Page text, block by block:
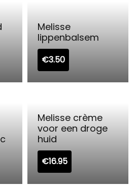
Melisse
lippenbalsem
€3.50
Melisse crème
voor een droge
huid
€16.95